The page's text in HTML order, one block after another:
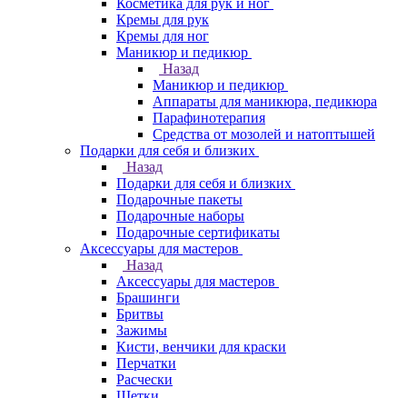
Косметика для рук и ног
Кремы для рук
Кремы для ног
Маникюр и педикюр
Назад
Маникюр и педикюр
Аппараты для маникюра, педикюра
Парафинотерапия
Средства от мозолей и натоптышей
Подарки для себя и близких
Назад
Подарки для себя и близких
Подарочные пакеты
Подарочные наборы
Подарочные сертификаты
Аксессуары для мастеров
Назад
Аксессуары для мастеров
Брашинги
Бритвы
Зажимы
Кисти, венчики для краски
Перчатки
Расчески